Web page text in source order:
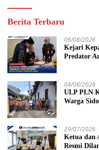
Berita Terbaru
06/08/2026
Kejari
Predator
04/08/2026
ULP PLN
Warga
29/07/2026
Ketua dan
Resmi